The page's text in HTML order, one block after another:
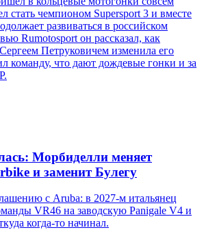
стать чемпионом Supersport 3 и вместе
развиваться в российском
Rumotosport он рассказал, как
Петруковичем изменила его
команду, что дают дождевые гонки и за
Морбиделли меняет
и заменит Булегу
с Aruba: в 2027-м итальянец
VR46 на заводскую Panigale V4 и
когда-то начинал.